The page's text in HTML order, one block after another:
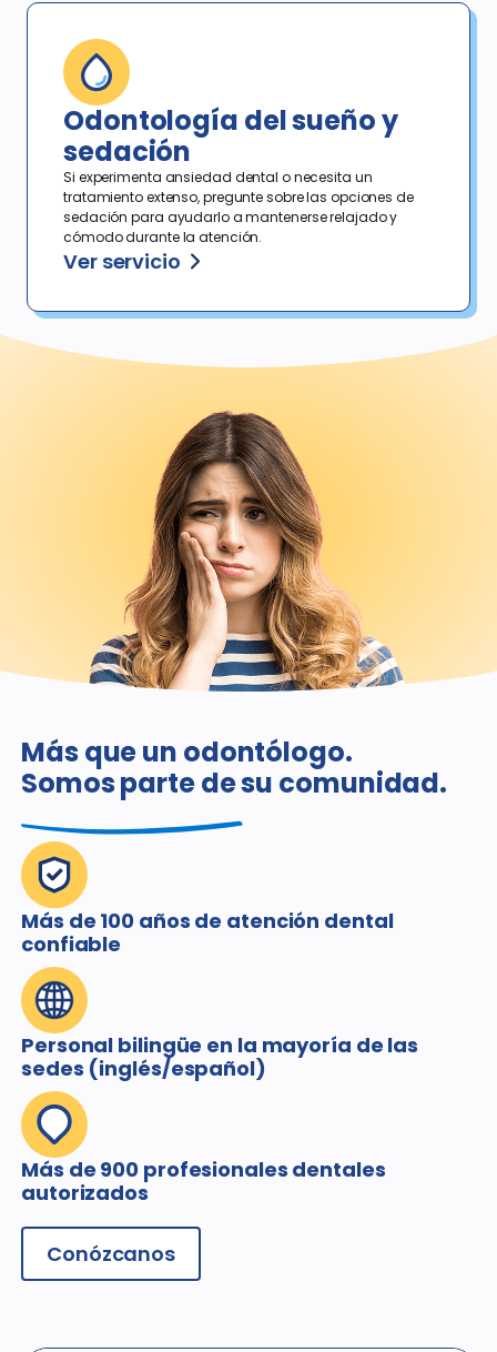
Odontología del sueño y
sedación
Si experimenta ansiedad dental o necesita un
tratamiento extenso, pregunte sobre las opciones de
sedación para ayudarlo a mantenerse relajado y
cómodo durante la atención.
Ver servicio
Más que un odontólogo.
Somos parte de su comunidad.
Más de 100 años de atención dental
confiable
Personal bilingüe en la mayoría de las
sedes (inglés/español)
Más de 900 profesionales dentales
autorizados
Conózcanos